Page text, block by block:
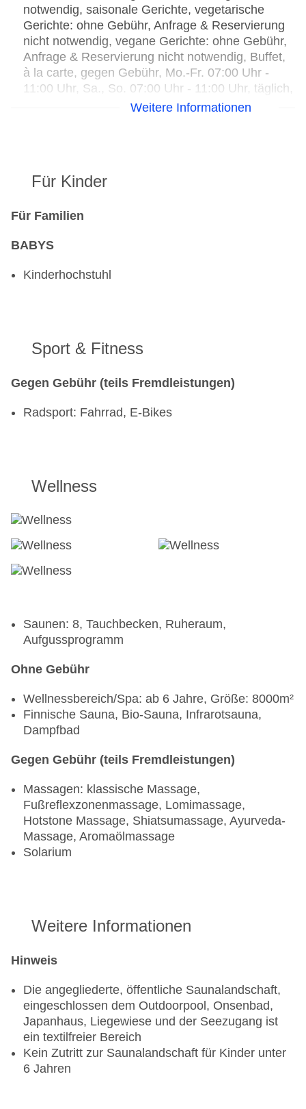
notwendig, saisonale Gerichte, vegetarische
Gerichte: ohne Gebühr, Anfrage & Reservierung
nicht notwendig, vegane Gerichte: ohne Gebühr,
Anfrage & Reservierung nicht notwendig, Buffet,
à la carte, gegen Gebühr, Mo.-Fr. 07:00 Uhr -
11:00 Uhr, Sa., So. 07:00 Uhr - 11:00 Uhr, täglich,
täglich 18:00 Uhr - 22:00 Uhr, drei Essenszeiten
Bar „Skylounge“: saisonabhängig, täglich 12:00
Bar „Lobbybar“: gegen Gebühr
Weitere Informationen
Für Kinder
Für Familien
BABYS
Kinderhochstuhl
Sport & Fitness
Gegen Gebühr (teils Fremdleistungen)
Radsport: Fahrrad, E-Bikes
Wellness
Saunen: 8, Tauchbecken, Ruheraum,
Aufgussprogramm
Ohne Gebühr
Wellnessbereich/Spa: ab 6 Jahre, Größe: 8000m²
Finnische Sauna, Bio-Sauna, Infrarotsauna,
Dampfbad
Gegen Gebühr (teils Fremdleistungen)
Massagen: klassische Massage,
Fußreflexzonenmassage, Lomimassage,
Hotstone Massage, Shiatsumassage, Ayurveda-
Massage, Aromaölmassage
Solarium
Weitere Informationen
Hinweis
Die angegliederte, öffentliche Saunalandschaft,
eingeschlossen dem Outdoorpool, Onsenbad,
Japanhaus, Liegewiese und der Seezugang ist
ein textilfreier Bereich
Kein Zutritt zur Saunalandschaft für Kinder unter
6 Jahren